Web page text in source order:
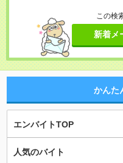
この検
新着メ
かんた
エンバイトTOP
人気のバイト